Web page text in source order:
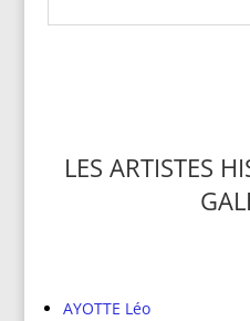
LES ARTISTES
AYOTTE Léo